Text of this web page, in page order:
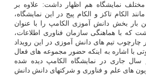
نمایشگاه هم اظهار داشت: علاوه بر
الکام تاکز و الکام پیج در این نمایشگاه،
بار بخش دانش آموزی الکامپ را با عنوان
که با هماهنگی سازمان فناوری اطلاعات،
چارچوب تیم های دانش آموزی در این رویداد
با اشاره به اینکه حضور مجموعه های فعال
جاری در نمایشگاه الکامپ دیده شده
های علم و فناوری و شرکتهای دانش دانش